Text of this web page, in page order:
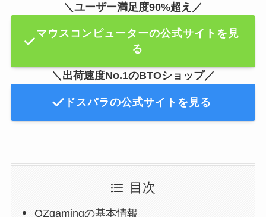
＼ユーザー満足度90%超え／
マウスコンピューターの公式サイトを見
る
＼出荷速度No.1のBTOショップ／
ドスパラの公式サイトを見る
目次
OZgamingの基本情報